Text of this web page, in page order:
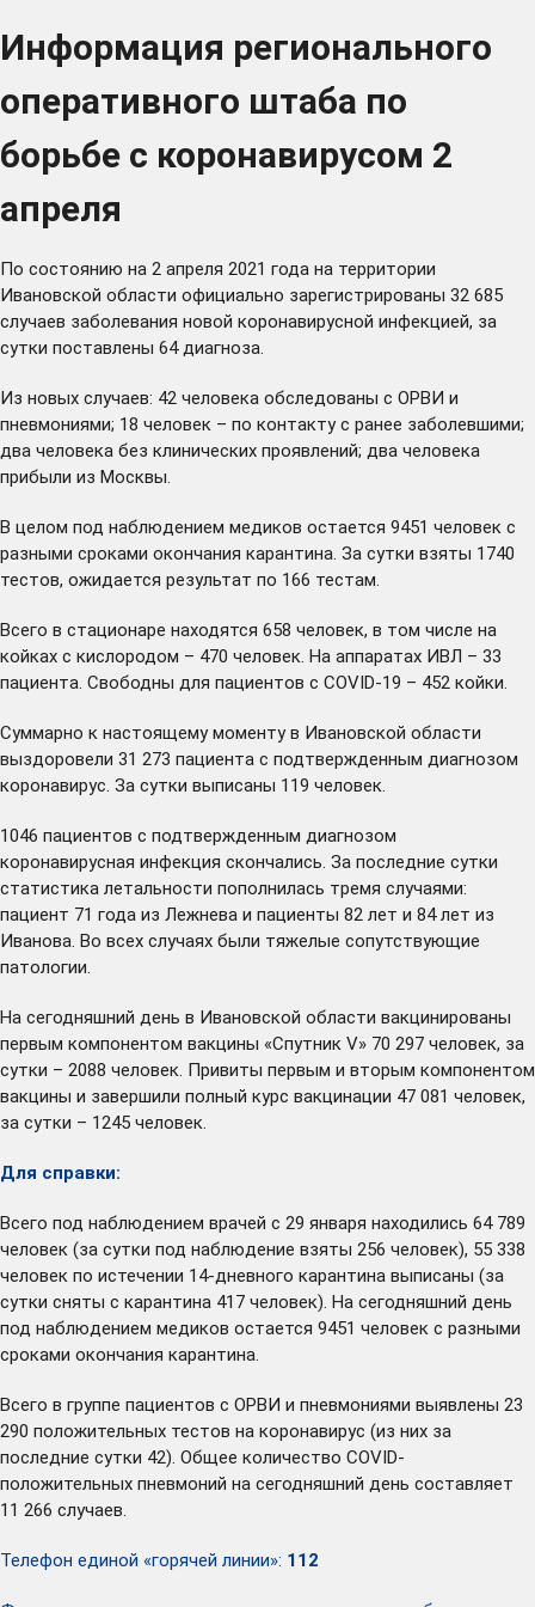
Информация регионального
оперативного штаба по
борьбе с коронавирусом 2
апреля
По состоянию на 2 апреля 2021 года на территории
Ивановской области официально зарегистрированы 32 685
случаев заболевания новой коронавирусной инфекцией, за
сутки поставлены 64 диагноза.
Из новых случаев: 42 человека обследованы с ОРВИ и
пневмониями; 18 человек – по контакту с ранее заболевшими;
два человека без клинических проявлений; два человека
прибыли из Москвы.
В целом под наблюдением медиков остается 9451 человек с
разными сроками окончания карантина. За сутки взяты 1740
тестов, ожидается результат по 166 тестам.
Всего в стационаре находятся 658 человек, в том числе на
койках с кислородом – 470 человек. На аппаратах ИВЛ – 33
пациента. Свободны для пациентов с COVID-19 – 452 койки.
Суммарно к настоящему моменту в Ивановской области
выздоровели 31 273 пациента с подтвержденным диагнозом
коронавирус. За сутки выписаны 119 человек.
1046 пациентов с подтвержденным диагнозом
коронавирусная инфекция скончались. За последние сутки
статистика летальности пополнилась тремя случаями:
пациент 71 года из Лежнева и пациенты 82 лет и 84 лет из
Иванова. Во всех случаях были тяжелые сопутствующие
патологии.
На сегодняшний день в Ивановской области вакцинированы
первым компонентом вакцины «Спутник V» 70 297 человек, за
сутки – 2088 человек. Привиты первым и вторым компонентом
вакцины и завершили полный курс вакцинации 47 081 человек,
за сутки – 1245 человек.
Для справки:
Всего под наблюдением врачей с 29 января находились 64 789
человек (за сутки под наблюдение взяты 256 человек), 55 338
человек по истечении 14-дневного карантина выписаны (за
сутки сняты с карантина 417 человек). На сегодняшний день
под наблюдением медиков остается 9451 человек с разными
сроками окончания карантина.
Всего в группе пациентов с ОРВИ и пневмониями выявлены 23
290 положительных тестов на коронавирус (из них за
последние сутки 42). Общее количество COVID-
положительных пневмоний на сегодняшний день составляет
11 266 случаев.
Телефон единой «горячей линии»: 112